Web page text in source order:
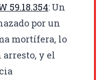
59.18.354: Un
por un
mortífera, lo
arresto, y el